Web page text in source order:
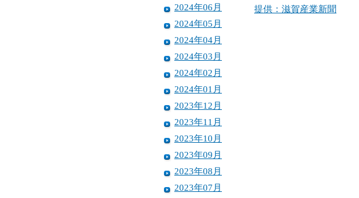
2024年06月
2024年05月
2024年04月
2024年03月
2024年02月
2024年01月
2023年12月
2023年11月
2023年10月
2023年09月
2023年08月
2023年07月
提供：滋賀産業新聞